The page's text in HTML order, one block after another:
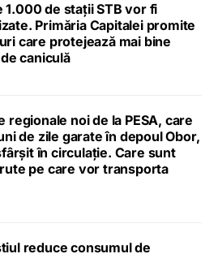
1.000 de stații STB vor fi
Primăria Capitalei promite
care protejează mai bine
caniculă
regionale noi de la PESA, care
de zile garate în depoul Obor,
în circulație. Care sunt
pe care vor transporta
reduce consumul de